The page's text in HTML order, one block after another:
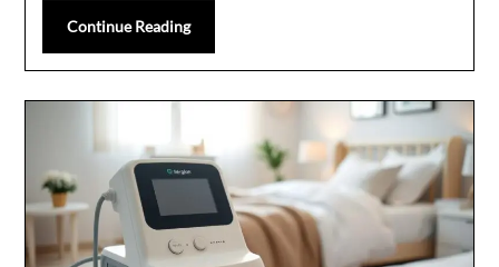
Continue Reading